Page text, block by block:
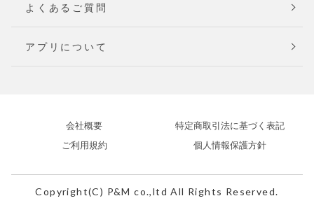
よくあるご質問
アプリについて
会社概要
特定商取引法に基づく表記
ご利用規約
個人情報保護方針
Copyright(C) P&M co.,ltd All Rights Reserved.